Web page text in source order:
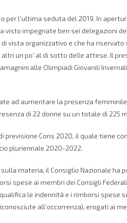
per l’ultima seduta del 2019. In
impegnate ben sei delegazioni
vista organizzativo e che ha
un po’ al di sotto delle attese. Il
alle Olimpiadi Giovanili
ad aumentare la presenza
di 22 donne su un totale di 225
previsione Cons 2020, il quale tiene
pluriennale 2020-2022.
materia, il Consiglio Nazionale ha
spese ai membri dei Consigli
le indennità e i rimborsi spese
all’occorrenza), erogati ai